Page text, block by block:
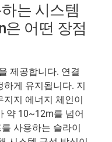
는 시스템
어떤 장점
제공합니다. 연결
게 유지됩니다. 지
지지 에너지 체인이
약 10~12m를 넘어
사용하는 슬라이